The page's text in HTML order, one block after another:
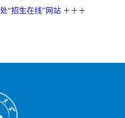
“招生在线”网站 ＋＋＋